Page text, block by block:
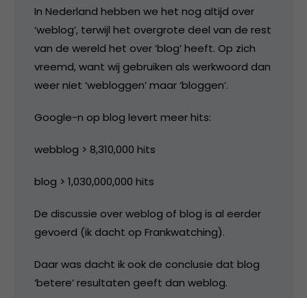
In Nederland hebben we het nog altijd over
‘weblog’, terwijl het overgrote deel van de rest
van de wereld het over ‘blog’ heeft. Op zich
vreemd, want wij gebruiken als werkwoord dan
weer niet ‘webloggen’ maar ‘bloggen’.
Google-n op blog levert meer hits:
webblog > 8,310,000 hits
blog > 1,030,000,000 hits
De discussie over weblog of blog is al eerder
gevoerd (ik dacht op Frankwatching).
Daar was dacht ik ook de conclusie dat blog
‘betere’ resultaten geeft dan weblog.